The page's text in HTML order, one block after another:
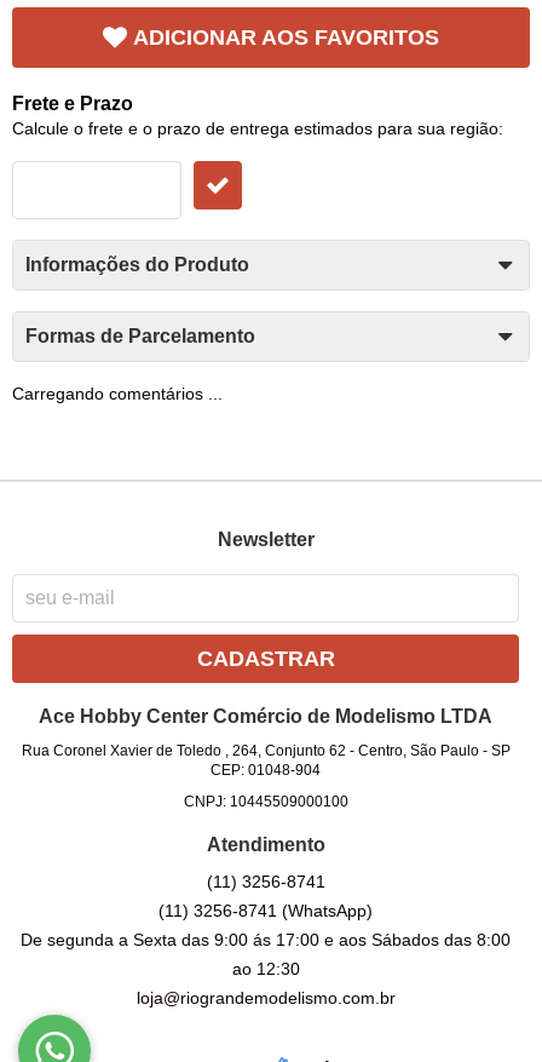
ADICIONAR AOS FAVORITOS
Frete e Prazo
Calcule o frete e o prazo de entrega estimados para sua região:
Informações do Produto
Formas de Parcelamento
Carregando comentários ...
Newsletter
CADASTRAR
Ace Hobby Center Comércio de Modelismo LTDA
Rua Coronel Xavier de Toledo , 264, Conjunto 62 - Centro, São Paulo- SP
CEP: 01048-904
CNPJ: 10445509000100
Atendimento
(11) 3256-8741
(11) 3256-8741(WhatsApp)
De segunda a Sexta das 9:00 ás 17:00 e aos Sábados das 8:00
ao 12:30
loja@riograndemodelismo.com.br